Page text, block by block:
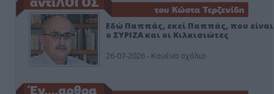
Εδώ Παππάς, εκεί Παππάς, που είναι
ο ΣΥΡΙΖΑ και οι Κιλκισιώτες
26-07-2026 - Κανένα σχόλιο